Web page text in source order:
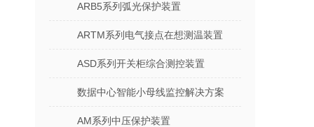
ARB5系列弧光保护装置
ARTM系列电气接点在想测温装置
ASD系列开关柜综合测控装置
数据中心智能小母线监控解决方案
AM系列中压保护装置